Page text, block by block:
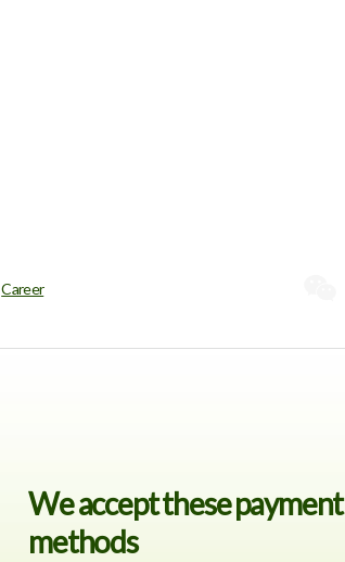
Career
We accept these payment
methods